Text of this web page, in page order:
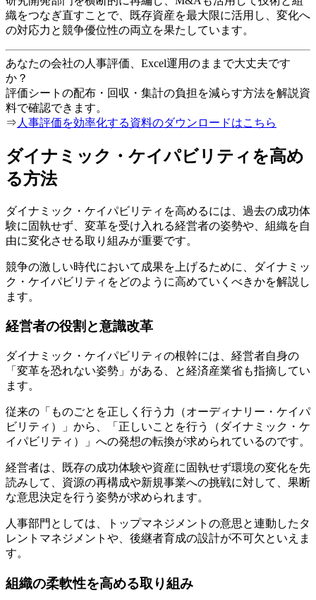
織をつなぎ直すことで、既存資産を最大限に活用し、変化へ
の対応力と競争優位性の両立を果たしています。
あなたの会社の人事評価、Excel運用のままで大丈夫です
か？
評価シートの配布・回収・集計の負担を減らす方法を解説資
料で確認できます。
⇒ 人事評価を効率化する資料のダウンロードはこちら
ダイナミック・ケイパビリティを高め
る方法
ダイナミック・ケイパビリティを高めるには、過去の成功体
験に固執せず、変革を受け入れる経営者の姿勢や、組織を自
由に変化させる取り組みが重要です。
競争の激しい時代において成果を上げるために、ダイナミッ
ク・ケイパビリティをどのように高めていくべきかを解説し
ます。
経営者の役割と意識改革
ダイナミック・ケイパビリティの根幹には、経営者自身の
「変革を恐れない姿勢」がある、と経済産業省も指摘してい
ます。
従来の「ものごとを正しく行う力（オーディナリー・ケイパ
ビリティ）」から、「正しいことを行う（ダイナミック・ケ
イパビリティ）」への発想の転換が求められているのです。
経営者は、既存の成功体験や資産に固執せず環境の変化を先
読みして、資源の再構成や新規事業への挑戦に対して、果断
な意思決定を行う姿勢が求められます。
人事部門としては、トップマネジメントの意思と連動したタ
レントマネジメントや、後継者育成の設計が不可欠といえま
す。
組織の柔軟性を高める取り組み